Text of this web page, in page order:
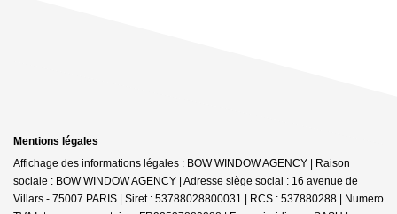
Mentions légales
Affichage des informations légales : BOW WINDOW AGENCY | Raison
sociale : BOW WINDOW AGENCY | Adresse siège social : 16 avenue de
Villars - 75007 PARIS | Siret : 53788028800031 | RCS : 537880288 | Numero